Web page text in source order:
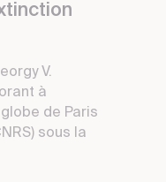
V.
à
de Paris
sous la